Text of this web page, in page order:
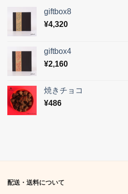
giftbox8
¥4,320
giftbox4
¥2,160
焼きチョコ
¥486
配送・送料について